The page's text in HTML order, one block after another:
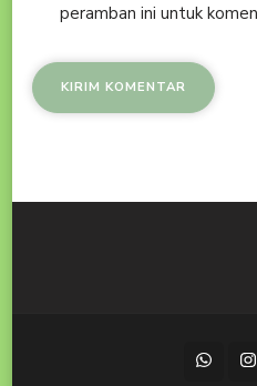
peramban ini untuk